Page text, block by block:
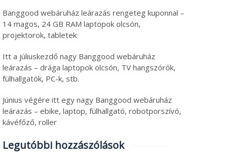
tartalékot ad az olcsó
OUKITEL P1000 Plus
hordozható áramforrás
2026. augusztus 5.
Android 16 és 128 GB
tárhely jár hozzá
Banggood webáruház leárazás rengeteg kuponnal –
14 magos, 24 GB RAM laptopok olcsón,
projektorok, tabletek
Itt a júliuskezdő nagy Banggood webáruház
leárazás – drága laptopok olcsón, TV hangszórók,
fülhallgatók, PC-k, stb.
Június végére itt egy nagy Banggood webáruház
leárazás – ebike, laptop, fülhallgató, robotporszívó,
kávéfőző, roller
Legutóbbi hozzászólások